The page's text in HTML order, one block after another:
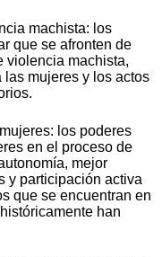
machista: los
que se afronten de
violencia machista,
mujeres y los actos
los poderes
en el proceso de
mejor
y participación activa
que se encuentran en
han